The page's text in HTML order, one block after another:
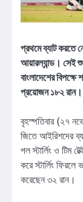
প্রথমে ব্যাট করতে
আয়ারল্যান্ড। সেই
বাংলাদেশের
প্রয়োজন ১৮২ রান।
বৃহস্পতিবার (২৭
জিতে আইরিশদের
পল স্টার্লিং ও টিম
করে স্টার্লিং
করেছেন ৩২ রান।